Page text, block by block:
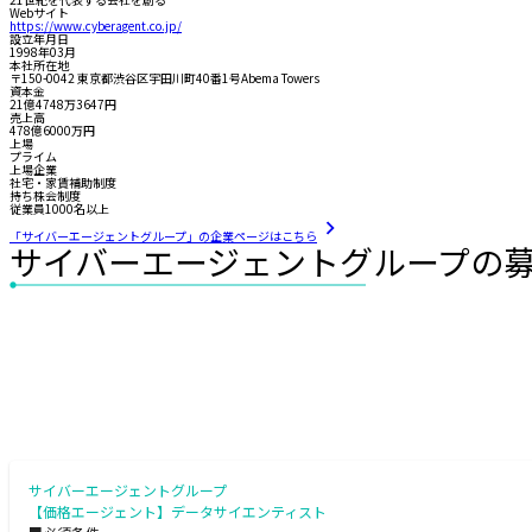
Webサイト
https://www.cyberagent.co.jp/
設立年月日
1998年03月
本社所在地
〒150-0042 東京都渋谷区宇田川町40番1号Abema Towers
資本金
21億4748万3647円
売上高
478億6000万円
上場
プライム
上場企業
社宅・家賃補助制度
持ち株会制度
従業員1000名以上
「サイバーエージェントグループ」の企業ページはこちら
サイバーエージェントグループの
サイバーエージェントグループ
【価格エージェント】データサイエンティスト